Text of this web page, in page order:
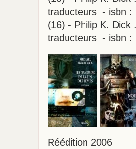
traducteurs - isbn :
(16) - Philip K.
traducteurs - isbn :
Réédition 2006